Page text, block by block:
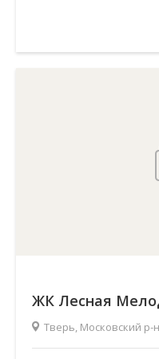
ЖК Лесная
Тверь, Московский р-